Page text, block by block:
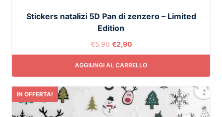
Stickers natalizi 5D Pan di zenzero – Limited
Edition
€5,90 €2,90
AGGIUNGI AL CARRELLO
IN OFFERTA!